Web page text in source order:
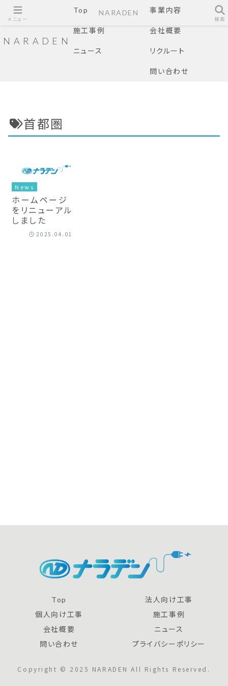
NARADEN
Top 事業内容
施工事例 会社概要
ニュース リクルート
問い合わせ
首都圏
News
ホームページ
をリニューアル
しました
2025.04.01
Top
法人向け工事
個人向け工事
施工事例
会社概要
ニュース
問い合わせ
プライバシーポリシー
Copyright © 2025 NARADEN All Rights Reserved.
メニュー
NARADEN
検索